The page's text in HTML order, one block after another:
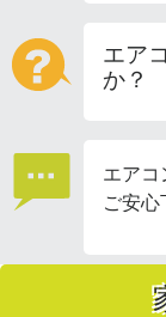
エア
か？
エア
ご安心